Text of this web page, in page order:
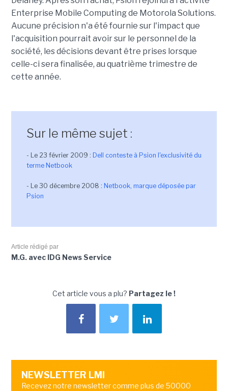
Enterprise Mobile Computing de Motorola Solutions.
Aucune précision n'a été fournie sur l'impact que
l'acquisition pourrait avoir sur le personnel de la
société, les décisions devant être prises lorsque
celle-ci sera finalisée, au quatrième trimestre de
cette année.
Sur le même sujet :
- Le 23 février 2009 : Dell conteste à Psion l'exclusivité du
terme Netbook
- Le 30 décembre 2008 : Netbook, marque déposée par
Psion
Article rédigé par
M.G. avec IDG News Service
Cet article vous a plu? Partagez le !
NEWSLETTER LMI
Recevez notre newsletter comme plus de 50000